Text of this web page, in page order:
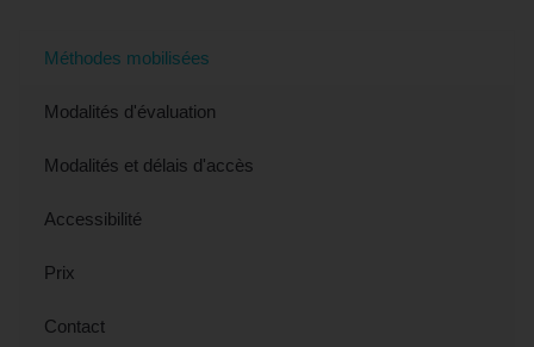
Méthodes mobilisées
Modalités d'évaluation
Modalités et délais d'accès
Accessibilité
Prix
Contact